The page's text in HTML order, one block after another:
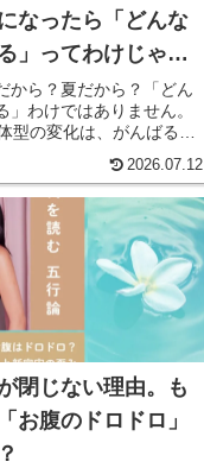
なったら「どんな
」ってわけじゃな
変わる愛おしい理
から？夏だから？「どん
」わけではありません。
型の変化は、がんばるあ
ンスを美しく調律して、
さを取り戻しませんか？
2026.07.12
閉じない理由。も
お腹のドロドロ」